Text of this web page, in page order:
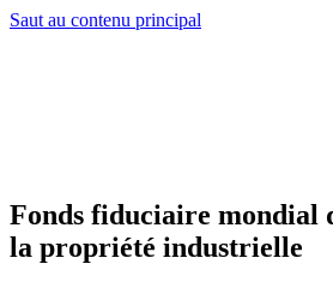
Saut au contenu principal
Fonds fiduciaire mondial
la propriété industrielle